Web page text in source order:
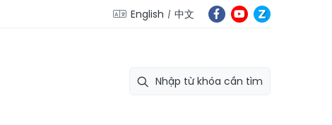
English 中文